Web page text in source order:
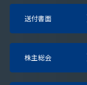
送付書面
株主総会